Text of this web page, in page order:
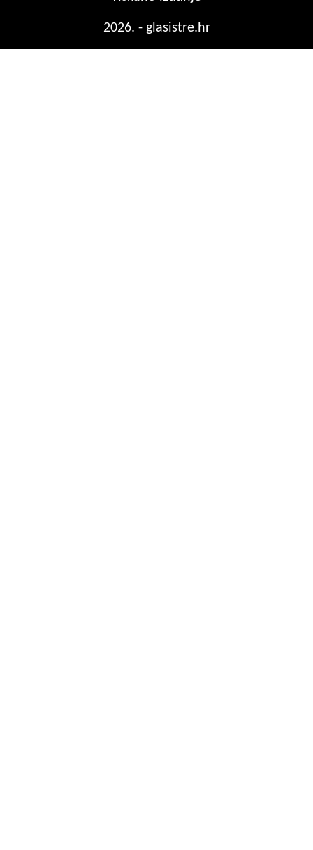
2026. - glasistre.hr